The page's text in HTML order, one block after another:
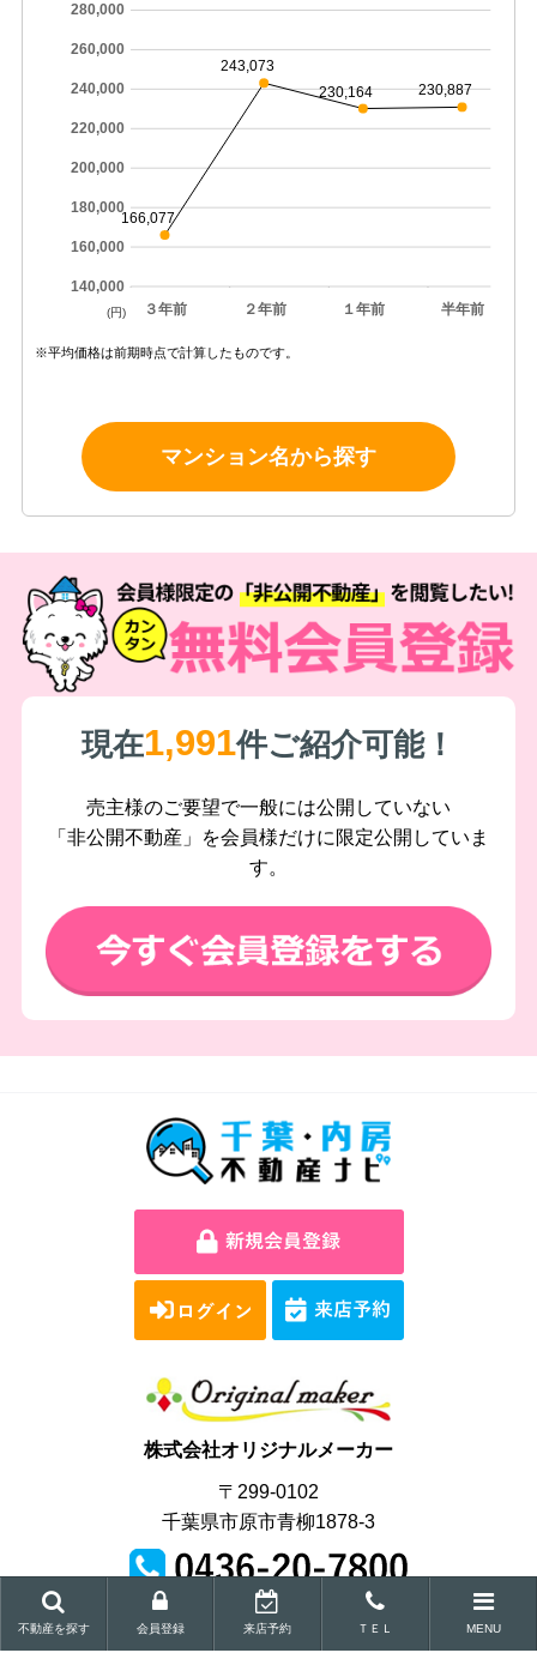
不動産を探す 会員登録 来店予約 ＴＥＬ MENU
３年前 ２年前 １年前 半年前
140,000
160,000
180,000
200,000
220,000
240,000
260,000
280,000
166,077
243,073
230,164
230,887
(円)
※平均価格は前期時点で計算したものです。
マンション名から探す
現在1,991件ご紹介可能！
売主様のご要望で一般には公開していない
「非公開不動産」を会員様だけに限定公開していま
す。
株式会社オリジナルメーカー
〒299-0102
千葉県市原市青柳1878-3
営業時間｜9:00～18:00